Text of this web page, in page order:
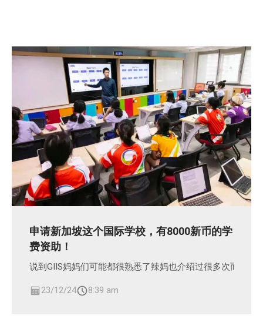
申请新加坡这个国际学校，有8000新币的学
费资助！
说到GIIS妈妈们可能都很熟悉了辣妈也介绍过很多次而且
23/12/24 8:39 am